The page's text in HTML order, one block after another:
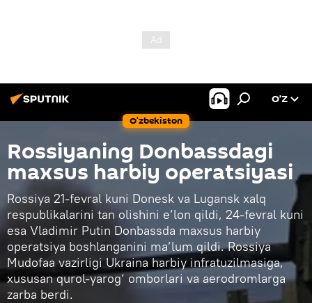
O‘zbekiston
O’Z
Rossiyaning Donbassdagi
maxsus harbiy operatsiyasi
Rossiya 21-fevral kuni Donesk va Lugansk xalq
respublikalarini tan olishini e’lon qildi, 24-fevral kuni
esa Vladimir Putin Donbassda maxsus harbiy
operatsiya boshlanganini ma’lum qildi. Rossiya
Mudofaa vazirligi Ukraina harbiy infratuzilmasiga,
xususan qurol-yarog‘ omborlari va aerodromlarga
zarba berdi.